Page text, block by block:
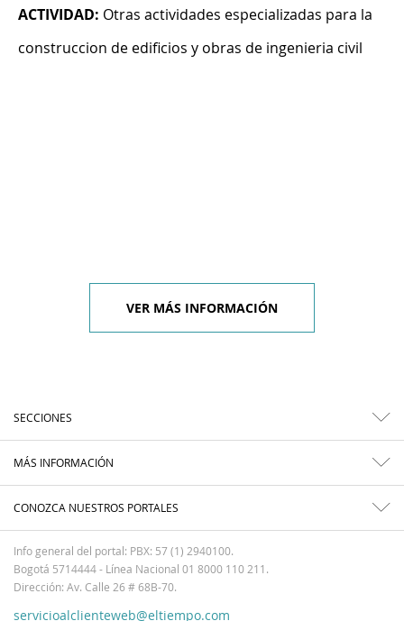
ACTIVIDAD: Otras actividades especializadas para la
construccion de edificios y obras de ingenieria civil
VER MÁS INFORMACIÓN
SECCIONES
MÁS INFORMACIÓN
CONOZCA NUESTROS PORTALES
Info general del portal: PBX: 57 (1) 2940100.
Bogotá 5714444 - Línea Nacional 01 8000 110 211.
Dirección: Av. Calle 26 # 68B-70.
servicioalclienteweb@eltiempo.com